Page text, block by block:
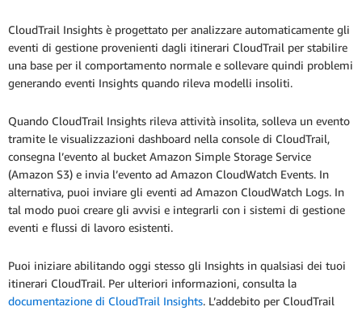
CloudTrail Insights è progettato per analizzare automaticamente gli
eventi di gestione provenienti dagli itinerari CloudTrail per stabilire
una base per il comportamento normale e sollevare quindi problemi
generando eventi Insights quando rileva modelli insoliti.
Quando CloudTrail Insights rileva attività insolita, solleva un evento
tramite le visualizzazioni dashboard nella console di CloudTrail,
consegna l’evento al bucket Amazon Simple Storage Service
(Amazon S3) e invia l’evento ad Amazon CloudWatch Events. In
alternativa, puoi inviare gli eventi ad Amazon CloudWatch Logs. In
tal modo puoi creare gli avvisi e integrarli con i sistemi di gestione
eventi e flussi di lavoro esistenti.
Puoi iniziare abilitando oggi stesso gli Insights in qualsiasi dei tuoi
itinerari CloudTrail. Per ulteriori informazioni, consulta la
documentazione di CloudTrail Insights. L’addebito per CloudTrail